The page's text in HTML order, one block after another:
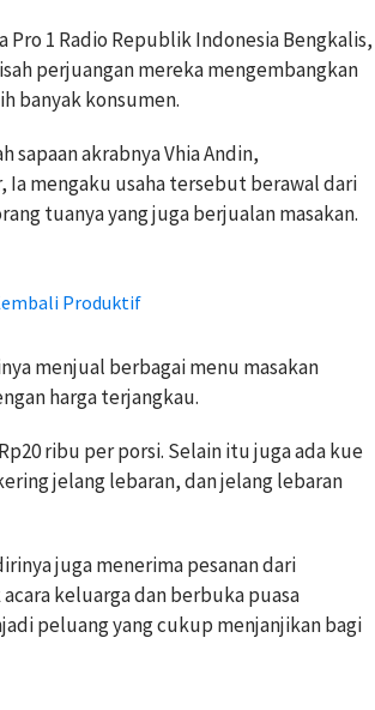
1 Radio Republik Indonesia Bengkalis,
perjuangan mereka mengembangkan
banyak konsumen.
sapaan akrabnya Vhia Andin,
Ia mengaku usaha tersebut berawal dari
tuanya yang juga berjualan masakan.
Produktif
menjual berbagai menu masakan
harga terjangkau.
ribu per porsi. Selain itu juga ada kue
jelang lebaran, dan jelang lebaran
juga menerima pesanan dari
keluarga dan berbuka puasa
peluang yang cukup menjanjikan bagi